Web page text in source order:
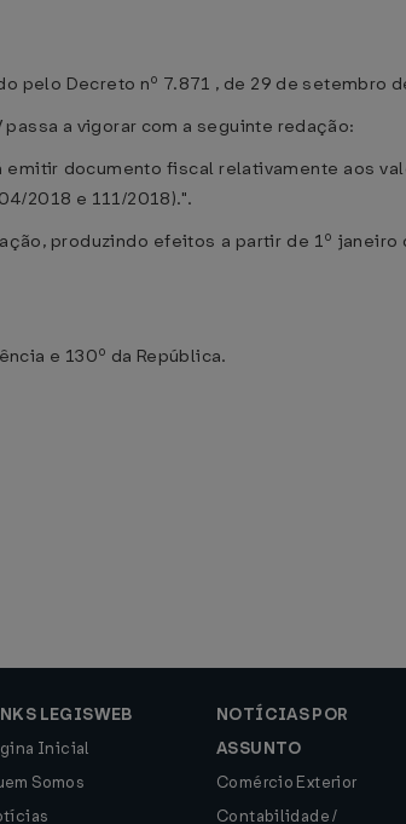
pelo Decreto nº 7.871 , de 29 de setembro
a vigorar com a seguinte redação:
documento fiscal relativamente aos
2018 e 111/2018).".
produzindo efeitos a partir de 1º janeiro
e 130º da República.
LEGISWEB
Inicial
Somos
NOTÍCIAS POR
ASSUNTO
Comércio Exterior
Contabilidade /